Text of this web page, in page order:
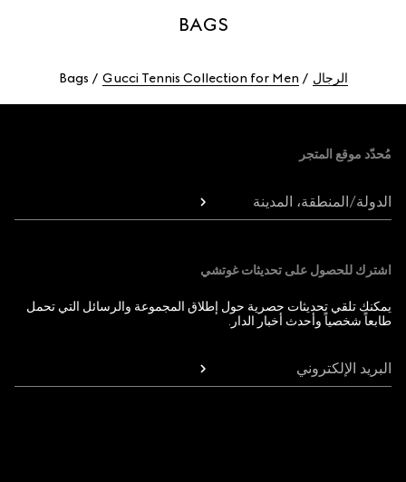
BAGS
الرجال Gucci Tennis Collection for Men
Bags
مُحدّد موقع المتجر
الدولة/المنطقة، المدينة
اشترك للحصول على تحديثات غوتشي
يمكنك تلقي تحديثات حصرية حول إطلاق المجموعة والرسائل التي تحمل
طابعاً شخصياً وأحدث أخبار الدار.
البريد الإلكتروني